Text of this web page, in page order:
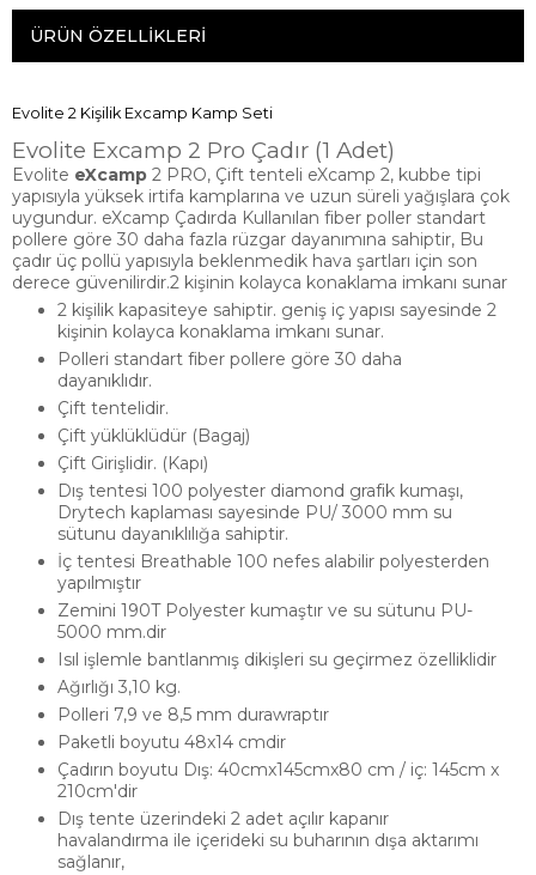
ÜRÜN ÖZELLIKLERI
Evolite 2 Kişilik Excamp Kamp Seti
Evolite Excamp 2 Pro Çadır (1 Adet)
Evolite eXcamp 2 PRO, Çift tenteli eXcamp 2, kubbe tipi
yapısıyla yüksek irtifa kamplarına ve uzun süreli yağışlara çok
uygundur. eXcamp Çadırda Kullanılan fiber poller standart
pollere göre 30 daha fazla rüzgar dayanımına sahiptir, Bu
çadır üç pollü yapısıyla beklenmedik hava şartları için son
derece güvenilirdir.2 kişinin kolayca konaklama imkanı sunar
2 kişilik kapasiteye sahiptir. geniş iç yapısı sayesinde 2
kişinin kolayca konaklama imkanı sunar.
Polleri standart fiber pollere göre 30 daha
dayanıklıdır.
Çift tentelidir.
Çift yüklüklüdür (Bagaj)
Çift Girişlidir. (Kapı)
Dış tentesi 100 polyester diamond grafik kumaşı,
Drytech kaplaması sayesinde PU/ 3000 mm su
sütunu dayanıklılığa sahiptir.
İç tentesi Breathable 100 nefes alabilir polyesterden
yapılmıştır
Zemini 190T Polyester kumaştır ve su sütunu PU-
5000 mm.dir
Isıl işlemle bantlanmış dikişleri su geçirmez özelliklidir
Ağırlığı 3,10 kg.
Polleri 7,9 ve 8,5 mm durawraptır
Paketli boyutu 48x14 cmdir
Çadırın boyutu Dış: 40cmx145cmx80 cm / iç: 145cm x
210cm'dir
Dış tente üzerindeki 2 adet açılır kapanır
havalandırma ile içerideki su buharının dışa aktarımı
sağlanır,